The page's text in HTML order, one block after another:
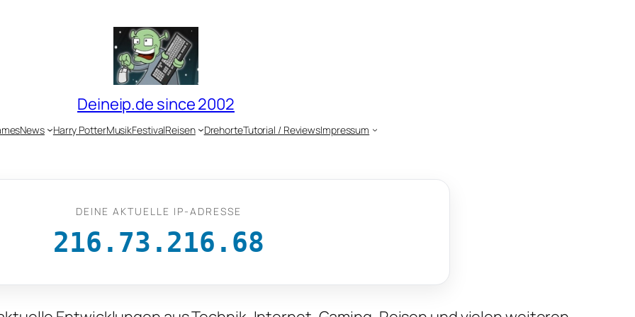
Deineip.de since 2002
News Harry PotterMusikFestivalReisen DrehorteTutorial / ReviewsImpressum
DEINE AKTUELLE IP-ADRESSE
216.73.216.68